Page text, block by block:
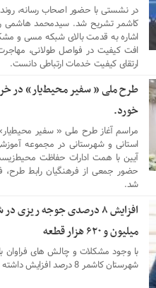
در نشستی با حضور اصحاب رسانه،
کاشمر تشریح شد. سیدمحمد هاشمی
اشاره به قدمت بالای شبکه مسی و
افت کیفیت در فواصل طولانی، مهاجرت
ارتقای کیفیت خدمات ارتباطی دانست.
طرح ملی « سفیر محیط‌یار» در
خورد.
مراسم آغاز طرح ملی « سفیر
استانی و شهرستانی در مجموعه
آیین با همت ادارات حفاظت
حضور جمعی از فرهنگیان رابط طرح،
شد.
میلیون و ۶۲۰ هزار قطعه
با وجود مشکلات و چالش های فراوان
شهرستان کاشمر 8 درصد افزایش داشته است.